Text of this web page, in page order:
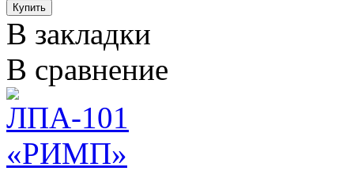
В закладки
В сравнение